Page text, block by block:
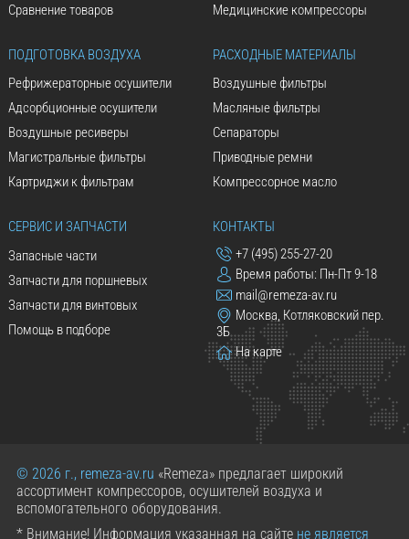
Сравнение товаров
Медицинские компрессоры
ПОДГОТОВКА ВОЗДУХА
Рефрижераторные осушители
Адсорбционные осушители
Воздушные ресиверы
Магистральные фильтры
Картриджи к фильтрам
РАСХОДНЫЕ МАТЕРИАЛЫ
Воздушные фильтры
Масляные фильтры
Сепараторы
Приводные ремни
Компрессорное масло
СЕРВИС И ЗАПЧАСТИ
Запасные части
Запчасти для поршневых
Запчасти для винтовых
Помощь в подборе
КОНТАКТЫ
+7 (495) 255-27-20
Время работы: Пн-Пт 9-18
mail@remeza-av.ru
Москва, Котляковский пер.
3Б
На карте
© 2026 г., remeza-av.ru «Remeza» предлагает широкий
ассортимент компрессоров, осушителей воздуха и
вспомогательного оборудования.
* Внимание! Информация указанная на сайте не является